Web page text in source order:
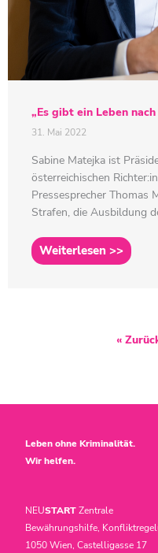
„Es gibt ein Leben
31. Mai 2022
Sabine Matejka ist
österreichischen
Pressesprecher Thomas
Strafen, die Ausbildung
Weiterlesen >>
«
Leben ohne Kriminalität.
Wir helfen.
NEUSTARTZentrale
Bewährungshilfe,
1050 Wien, Castelligasse 17